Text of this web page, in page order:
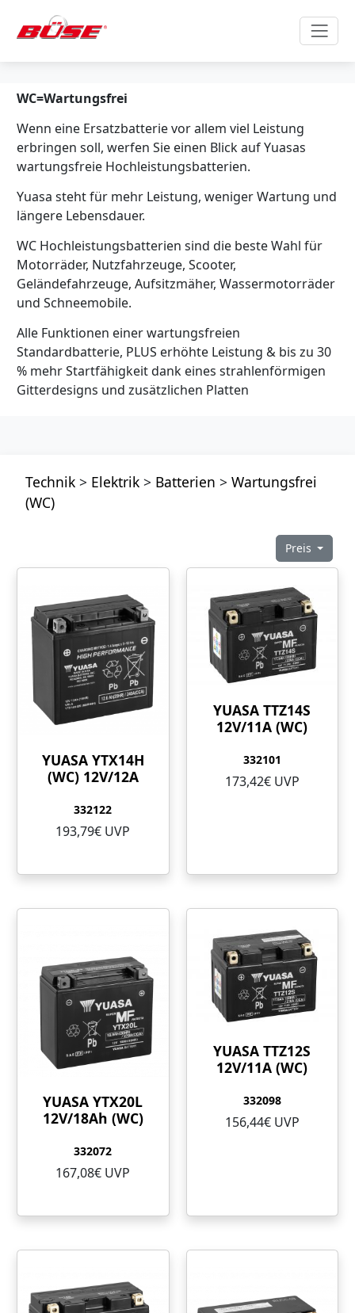
WC=Wartungsfrei
Wenn eine Ersatzbatterie vor allem viel Leistung
erbringen soll, werfen Sie einen Blick auf Yuasas
wartungsfreie Hochleistungsbatterien.
Yuasa steht für mehr Leistung, weniger Wartung und
längere Lebensdauer.
WC Hochleistungsbatterien sind die beste Wahl für
Motorräder, Nutzfahrzeuge, Scooter,
Geländefahrzeuge, Aufsitzmäher, Wassermotorräder
und Schneemobile.
Alle Funktionen einer wartungsfreien
Standardbatterie, PLUS erhöhte Leistung & bis zu 30
% mehr Startfähigkeit dank eines strahlenförmigen
Gitterdesigns und zusätzlichen Platten
Technik> Elektrik> Batterien > Wartungsfrei
(WC)
Preis
YUASA YTX14H
(WC) 12V/12A
332122
193,79€ UVP
YUASA TTZ14S
12V/11A (WC)
332101
173,42€ UVP
YUASA YTX20L
12V/18Ah (WC)
332072
167,08€ UVP
YUASA TTZ12S
12V/11A (WC)
332098
156,44€ UVP